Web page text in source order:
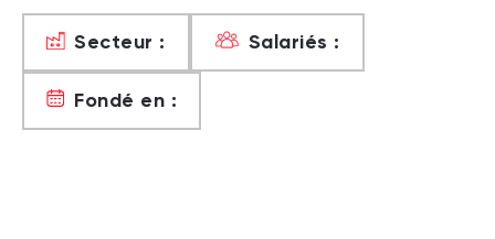
Secteur : Salariés :
Fondé en :